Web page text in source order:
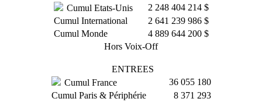
Cumul Etats-Unis
2 248 404 214 $
Cumul International
2 641 239 986 $
Cumul Monde
4 889 644 200 $
Hors Voix-Off
ENTREES
Cumul France
36 055 180
Cumul Paris & Périphérie
8 371 293